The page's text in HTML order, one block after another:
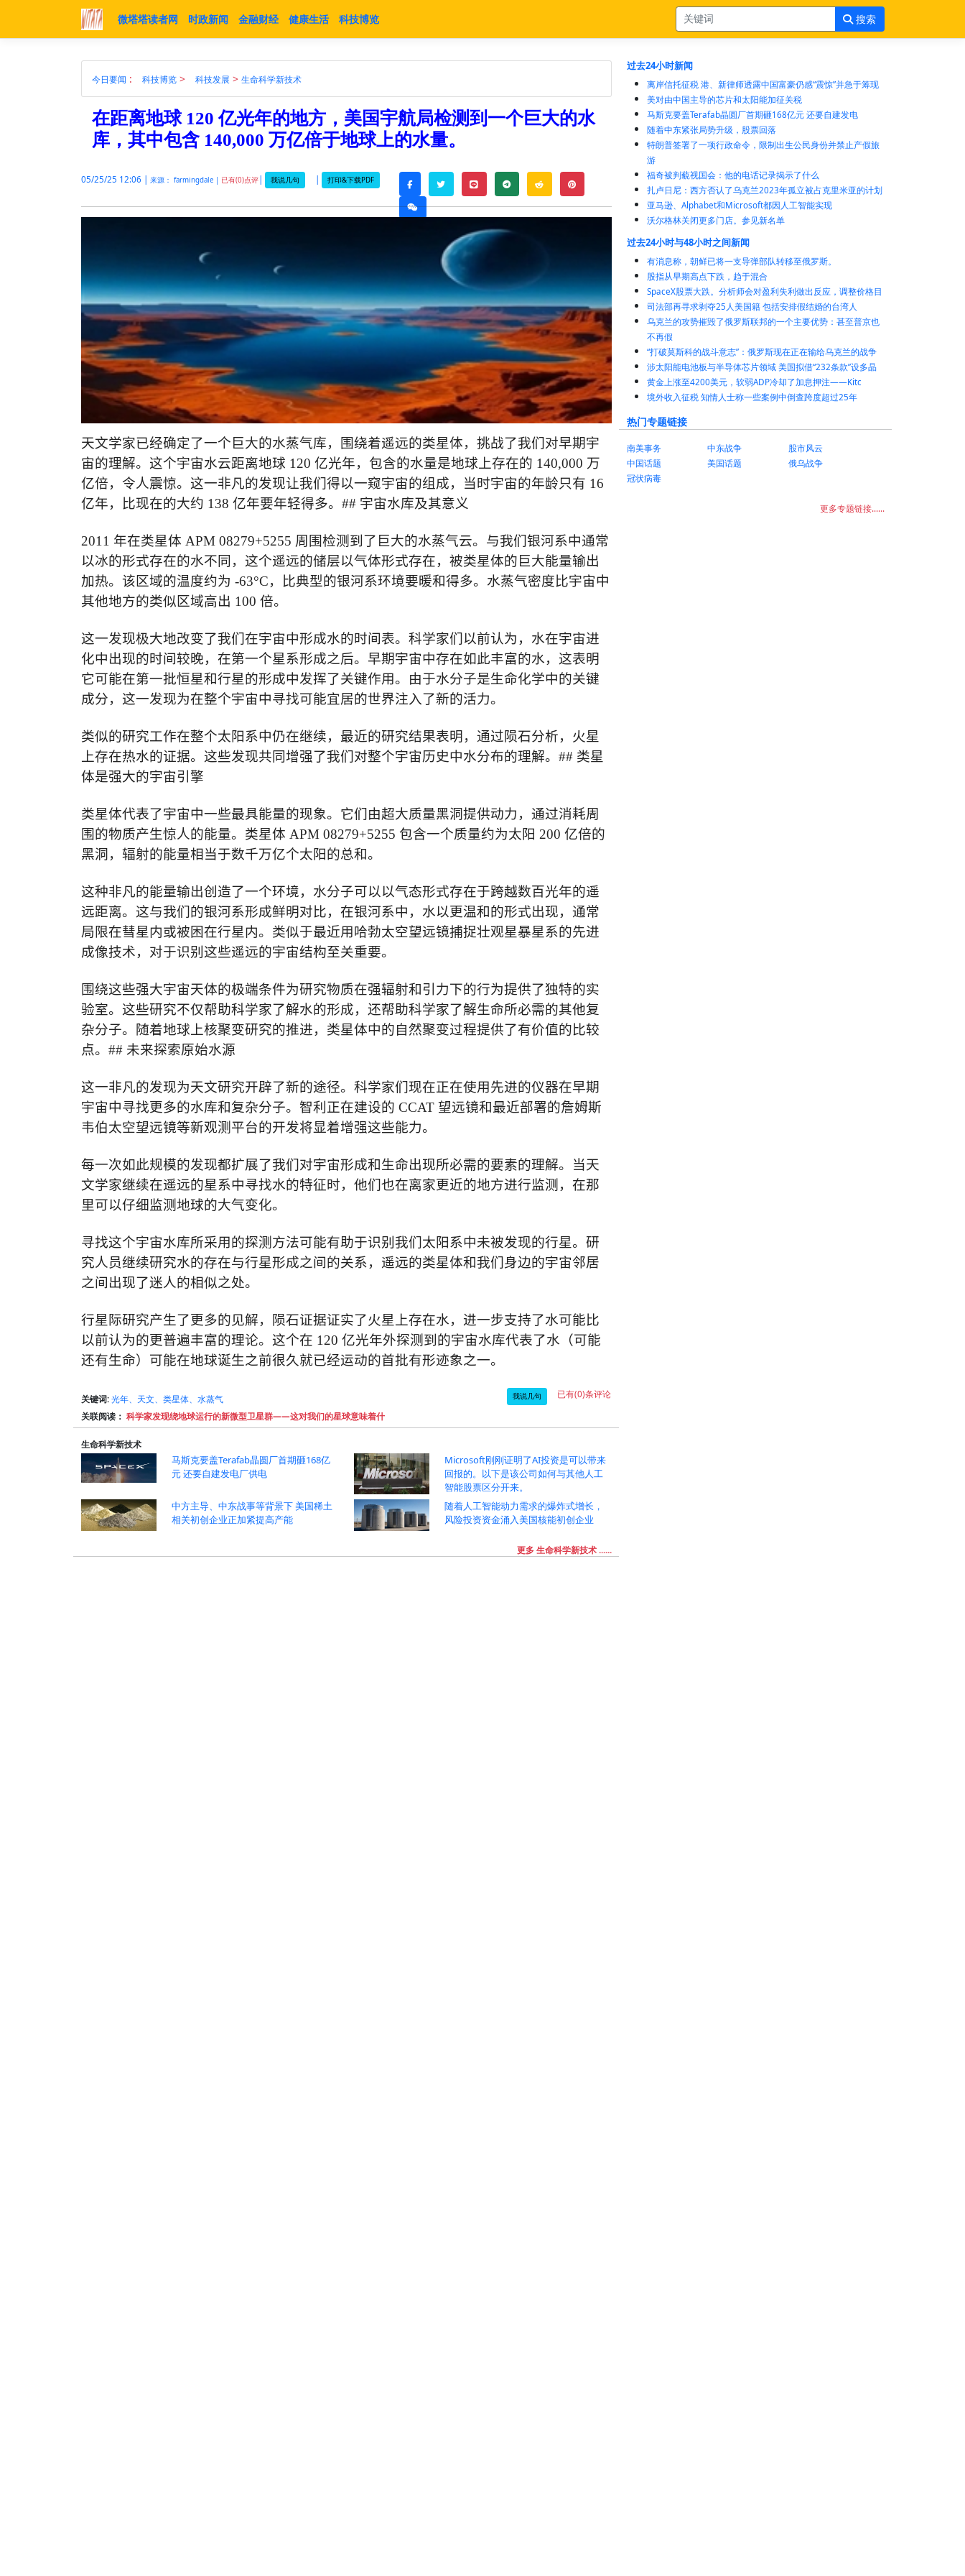
微塔塔读者网 时政新闻 金融财经 健康生活 科技博览 搜索
今日要闻 : 科技博览> 科技发展 > 生命科学新技术
在距离地球 120 亿光年的地方，美国宇航局检测到一个巨大的水
库，其中包含 140,000 万亿倍于地球上的水量。
05/25/25 12:06 | 来源： farmingdale | 已有(0)点评| 我说几句 | 打印&下载PDF facebooktwitterline telegramreddit pinterest
weixin
天文学家已经确定了一个巨大的水蒸气库，围绕着遥远的类星体，挑战了我们对早期宇
宙的理解。这个宇宙水云距离地球 120 亿光年，包含的水量是地球上存在的 140,000 万
亿倍，令人震惊。这一非凡的发现让我们得以一窥宇宙的组成，当时宇宙的年龄只有 16
亿年，比现在的大约 138 亿年要年轻得多。 ## 宇宙水库及其意义
2011 年在类星体 APM 08279+5255 周围检测到了巨大的水蒸气云。与我们银河系中通常
以冰的形式存在的水不同，这个遥远的储层以气体形式存在，被类星体的巨大能量输出
加热。该区域的温度约为 -63°C，比典型的银河系环境要暖和得多。水蒸气密度比宇宙中
其他地方的类似区域高出 100 倍。
这一发现极大地改变了我们在宇宙中形成水的时间表。科学家们以前认为，水在宇宙进
化中出现的时间较晚，在第一个星系形成之后。早期宇宙中存在如此丰富的水，这表明
它可能在第一批恒星和行星的形成中发挥了关键作用。由于水分子是生命化学中的关键
成分，这一发现为在整个宇宙中寻找可能宜居的世界注入了新的活力。
类似的研究工作在整个太阳系中仍在继续，最近的研究结果表明 ，通过陨石分析，火星
上存在热水的证据。这些发现共同增强了我们对整个宇宙历史中水分布的理解。 ## 类星
体是强大的宇宙引擎
类星体代表了宇宙中一些最具能量的现象。它们由超大质量黑洞提供动力，通过消耗周
围的物质产生惊人的能量。类星体 APM 08279+5255 包含一个质量约为太阳 200 亿倍的
黑洞，辐射的能量相当于数千万亿个太阳的总和。
这种非凡的能量输出创造了一个环境，水分子可以以气态形式存在于跨越数百光年的遥
远距离。这与我们的银河系形成鲜明对比，在银河系中，水以更温和的形式出现，通常
局限在彗星内或被困在行星内。类似于最近用哈勃太空望远镜捕捉壮观星暴星系的先进
成像技术，对于识别这些遥远的宇宙结构至关重要。
围绕这些强大宇宙天体的极端条件为研究物质在强辐射和引力下的行为提供了独特的实
验室。这些研究不仅帮助科学家了解水的形成，还帮助科学家了解生命所必需的其他复
杂分子。随着地球上核聚变研究的推进，类星体中的自然聚变过程提供了有价值的比较
点。 ## 未来探索原始水源
这一非凡的发现为天文研究开辟了新的途径。科学家们现在正在使用先进的仪器在早期
宇宙中寻找更多的水库和复杂分子。智利正在建设的 CCAT 望远镜和最近部署的詹姆斯
韦伯太空望远镜等新观测平台的开发将显着增强这些能力。
每一次如此规模的发现都扩展了我们对宇宙形成和生命出现所必需的要素的理解。当天
文学家继续在遥远的星系中寻找水的特征时，他们也在离家更近的地方进行监测，在那
里可以仔细监测地球的大气变化。
寻找这个宇宙水库所采用的探测方法可能有助于识别 我们太阳系中未被发现的行星。研
究人员继续研究水的存在与行星形成之间的关系，遥远的类星体和我们身边的宇宙邻居
之间出现了迷人的相似之处。
行星际研究产生了更多的见解， 陨石证据证实了火星上存在水，进一步支持了水可能比
以前认为的更普遍丰富的理论。这个在 120 亿光年外探测到的宇宙水库代表了水（可能
还有生命）可能在地球诞生之前很久就已经运动的首批有形迹象之一。
关键词: 光年、天文、类星体、水蒸气 我说几句 已有(0)条评论
关联阅读： 科学家发现绕地球运行的新微型卫星群——这对我们的星球意味着什
生命科学新技术
马斯克要盖Terafab晶圆厂首期砸168亿
元 还要自建发电厂供电
Microsoft刚刚证明了AI投资是可以带来
回报的。以下是该公司如何与其他人工
智能股票区分开来。
中方主导、中东战事等背景下 美国稀土
相关初创企业正加紧提高产能
随着人工智能动力需求的爆炸式增长，
风险投资资金涌入美国核能初创企业
更多 生命科学新技术 ......
过去24小时新闻
离岸信托征税 港、新律师透露中国富豪仍感“震惊”并急于筹现
美对由中国主导的芯片和太阳能加征关税
马斯克要盖Terafab晶圆厂首期砸168亿元 还要自建发电
随着中东紧张局势升级，股票回落
特朗普签署了一项行政命令，限制出生公民身份并禁止产假旅
游
福奇被判藐视国会：他的电话记录揭示了什么
扎卢日尼：西方否认了乌克兰2023年孤立被占克里米亚的计划
亚马逊、Alphabet和Microsoft都因人工智能实现
沃尔格林关闭更多门店。参见新名单
过去24小时与48小时之间新闻
有消息称，朝鲜已将一支导弹部队转移至俄罗斯。
股指从早期高点下跌，趋于混合
SpaceX股票大跌。分析师会对盈利失利做出反应，调整价格目
司法部再寻求剥夺25人美国籍 包括安排假结婚的台湾人
乌克兰的攻势摧毁了俄罗斯联邦的一个主要优势：甚至普京也
不再假
“打破莫斯科的战斗意志”：俄罗斯现在正在输给乌克兰的战争
涉太阳能电池板与半导体芯片领域 美国拟借“232条款”设多晶
黄金上涨至4200美元，软弱ADP冷却了加息押注——Kitc
境外收入征税 知情人士称一些案例中倒查跨度超过25年
热门专题链接
南美事务 中东战争
股市风云
中国话题
美国话题
俄乌战争
冠状病毒
更多专题链接......